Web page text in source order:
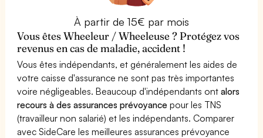
À partir de 15€ par mois
Vous êtes Wheeleur / Wheeleuse ? Protégez vos
revenus en cas de maladie, accident !
Vous êtes indépendants, et généralement les aides de
votre caisse d'assurance ne sont pas très importantes
voire négligeables. Beaucoup d'indépendants ontalors
recours à des assurances prévoyance pour les TNS
(travailleur non salarié) et les indépendants. Comparer
avec SideCare les meilleures assurances prévoyance